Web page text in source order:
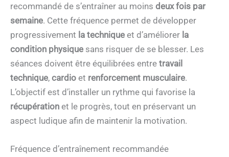
recommandé de s’entraîner au moins deux fois par
semaine. Cette fréquence permet de développer
progressivement la technique et d’améliorer la
condition physique sans risquer de se blesser. Les
séances doivent être équilibrées entre travail
technique, cardio et renforcement musculaire.
L’objectif est d’installer un rythme qui favorise la
récupération et le progrès, tout en préservant un
aspect ludique afin de maintenir la motivation.
Fréquence d’entraînement recommandée